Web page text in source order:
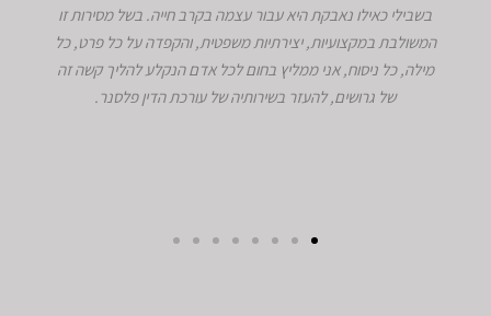
בשבילי כאילו נאבקת היא עבור עצמה בקרב חייה. בשל מסירות זו
המשולבת במקצועיות, יצירתיות משפטית, והקפדה על כל פרט, כל
מילה, כל ניסוח, אני ממליץ בחום לכל אדם הנקלע להליך קשה זה
של גרושים, להעזר בשירותיה של עורכת הדין פלסנר.